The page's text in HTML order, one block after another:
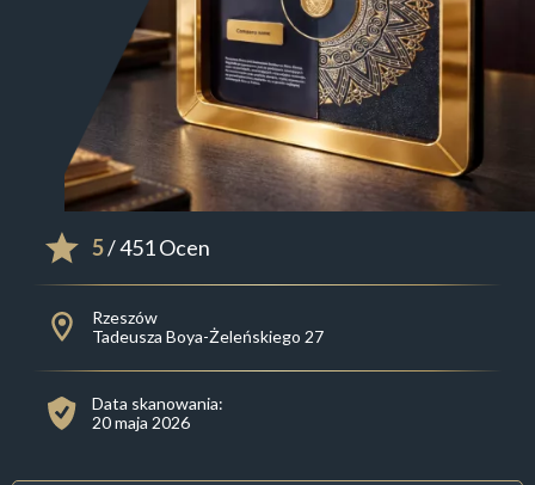
5/ 451 Ocen
Rzeszów
Tadeusza Boya-Żeleńskiego 27
Data skanowania:
20 maja 2026